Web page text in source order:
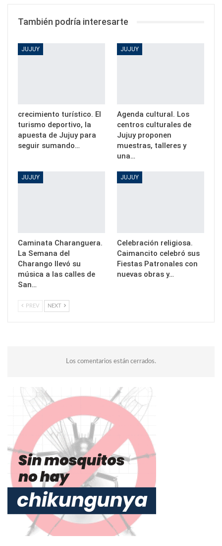
También podría interesarte
JUJUY
crecimiento turístico. El
turismo deportivo, la
apuesta de Jujuy para
seguir sumando…
JUJUY
Agenda cultural. Los
centros culturales de
Jujuy proponen
muestras, talleres y
una…
JUJUY
Caminata Charanguera.
La Semana del
Charango llevó su
música a las calles de
San…
JUJUY
Celebración religiosa.
Caimancito celebró sus
Fiestas Patronales con
nuevas obras y…
PREV NEXT
Los comentarios están cerrados.